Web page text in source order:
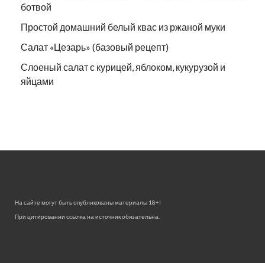
ботвой
Простой домашний белый квас из ржаной муки
Салат «Цезарь» (базовый рецепт)
Слоеный салат с курицей, яблоком, кукурузой и
яйцами
На сайте могут быть опубликованы материалы 18+!
При цитировании ссылка на источник обязательна.